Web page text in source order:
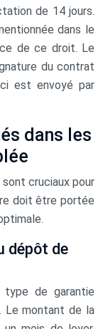
de 14 jours.
dans le
de ce droit. Le
du contrat
est envoyé par
dans les
cruciaux pour
doit être portée
dépôt de
de garantie
Le montant de la